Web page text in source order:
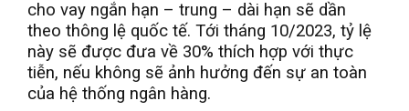
cho vay ngắn hạn – trung – dài hạn sẽ dần
theo thông lệ quốc tế. Tới tháng 10/2023, tỷ lệ
này sẽ được đưa về 30% thích hợp với thực
tiễn, nếu không sẽ ảnh hưởng đến sự an toàn
của hệ thống ngân hàng.